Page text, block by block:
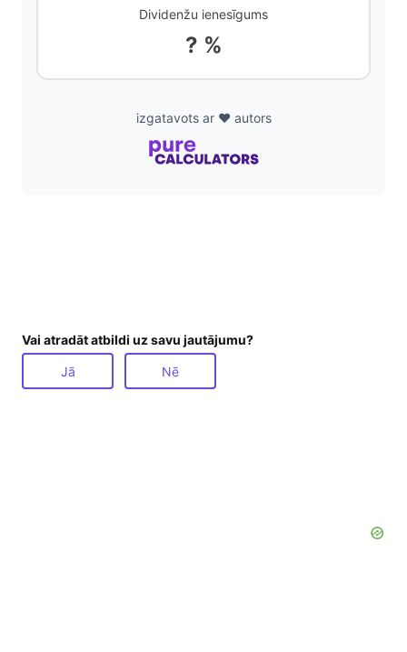
e
o
Dividenžu ienesīgums
? %
izgatavots ar ❤️ autors
Vai atradāt atbildi uz savu jautājumu?
Jā Nē